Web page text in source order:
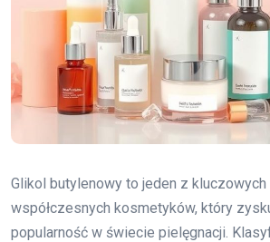
Glikol butylenowy to jeden z kluczowych
współczesnych kosmetyków, który
popularność w świecie pielęgnacji.